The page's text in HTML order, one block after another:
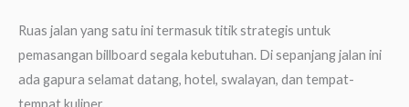
Ruas jalan yang satu ini termasuk titik strategis untuk
pemasangan billboard segala kebutuhan. Di sepanjang jalan ini
ada gapura selamat datang, hotel, swalayan, dan tempat-